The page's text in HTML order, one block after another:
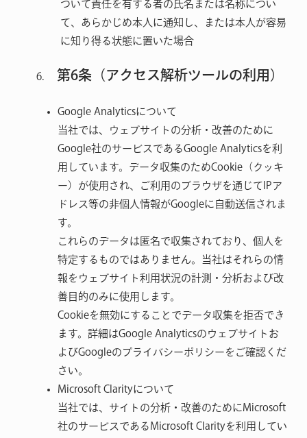
ついて責任を有する者の氏名または名称につい
て、あらかじめ本人に通知し、または本人が容易
に知り得る状態に置いた場合
第6条（アクセス解析ツールの利用）
Google Analyticsについて
当社では、ウェブサイトの分析・改善のために
Google社のサービスであるGoogle Analyticsを利
用しています。データ収集のためCookie（クッキ
ー）が使用され、ご利用のブラウザを通じてIPア
ドレス等の非個人情報がGoogleに自動送信されま
す。
これらのデータは匿名で収集されており、個人を
特定するものではありません。当社はそれらの情
報をウェブサイト利用状況の計測・分析および改
善目的のみに使用します。
Cookieを無効にすることでデータ収集を拒否でき
ます。詳細はGoogle Analyticsのウェブサイトお
よびGoogleのプライバシーポリシーをご確認くだ
さい。
Microsoft Clarityについて
当社では、サイトの分析・改善のためにMicrosoft
社のサービスであるMicrosoft Clarityを利用してい